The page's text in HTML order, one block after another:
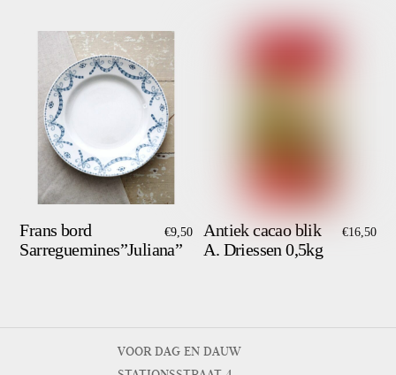
Frans bord
Sarreguemines”Juliana”
€9,50
Antiek cacao blik
A. Driessen 0,5kg
€16,50
VOOR DAG EN DAUW